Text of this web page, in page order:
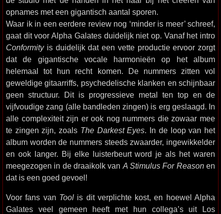
opnames met een gigantisch aantal sporen.
Waar ik in een eerdere review nog ‘minder is meer’ schreef,
gaat dit voor Alpha Galates duidelijk niet op. Vanaf het intro
Conformityis duidelijk dat een vette productie ervoor zorgt
dat de gigantische vocale harmonieën op het album
helemaal tot hun recht komen. De nummers zitten vol
geweldige gitaarriffs, psychedelische klanken en schijnbaar
geen structuur. Dit is progressieve metal ten top en de
vijfvoudige zang (alle bandleden zingen) is erg geslaagd. In
alle complexiteit zijn er ook nog nummers die zowaar mee
te zingen zijn, zoals The Darkest Eyes. In de loop van het
album worden de nummers steeds zwaarder, ingewikkelder
en ook langer. Bij elke luisterbeurt word je als het waren
meegezogen in de draaikolk van A Stimulus For Reasonen
dat is een goed gevoel!
Voor fans van Toolis dit verplichte kost, en hoewel Alpha
Galates veel gemeen heeft met hun collega’s uit Los